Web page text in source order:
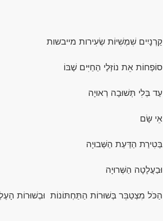
קַרְנָיִים שִׁמְשִׁיוֹת שְׂעִירות מייבשות
סוֹפְחוֹת אֵת נוֹזְּלֶי הַחַיִּים שֶׁבּוֹ
עַד בְּלִי תְּשׁוּבָה רְאוּיָה
אֵי שָּׂם
בְּטִירַת הַדַּעַת הַשְּׁבוּיָה
וּבַעֲלָטָה הַשְּׁרוּיָה
הַכֹּל מִצְטַבֵּר בְּשׁוּרוֹת הַתַּחְתּוֹנוֹת וּבְשׁוּרוֹת